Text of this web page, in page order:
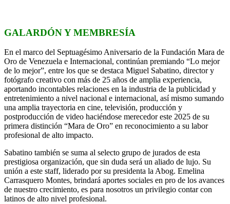
GALARDÓN Y MEMBRESÍA
En el marco del Septuagésimo Aniversario de la Fundación Mara de
Oro de Venezuela e Internacional, continúan premiando “Lo mejor
de lo mejor”, entre los que se destaca Miguel Sabatino, director y
fotógrafo creativo con más de 25 años de amplia experiencia,
aportando incontables relaciones en la industria de la publicidad y
entretenimiento a nivel nacional e internacional, así mismo sumando
una amplia trayectoria en cine, televisión, producción y
postproducción de video haciéndose merecedor este 2025 de su
primera distinción “Mara de Oro” en reconocimiento a su labor
profesional de alto impacto.
Sabatino también se suma al selecto grupo de jurados de esta
prestigiosa organización, que sin duda será un aliado de lujo. Su
unión a este staff, liderado por su presidenta la Abog. Emelina
Carrasquero Montes, brindará aportes sociales en pro de los avances
de nuestro crecimiento, es para nosotros un privilegio contar con
latinos de alto nivel profesional.